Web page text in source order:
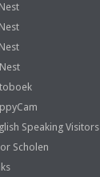
Speaking Visitors
Scholen